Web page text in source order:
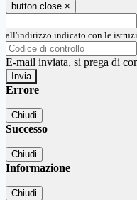
button close ×
all'indirizzo indicato con le
E-mail inviata, si prega di
Errore
Chiudi
Successo
Chiudi
Informazione
Chiudi